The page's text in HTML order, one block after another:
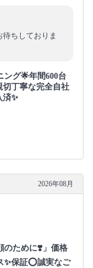
ちしておりま
ング🌟年間600台
切丁寧な完全自社
済✨
2026年08月
のために❣️」価格
✨保証⭕️誠実なご